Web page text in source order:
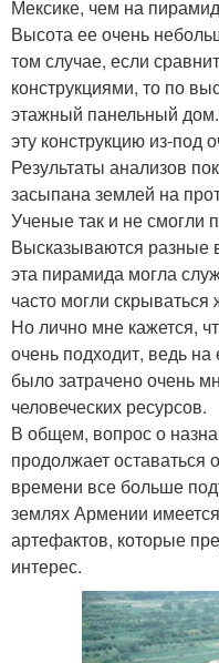
Мексике, чем на
Высота ее очень
том случае, если
конструкциями, то по
этажный панельный
эту конструкцию из-под
Результаты анализов
засыпана землей на
Ученые так и не смогли
Высказываются разные
эта пирамида могла
часто могли
Но лично мне кажется,
очень подходит, ведь на
было затрачено очень
человеческих ресурсов.
В общем, вопрос о
продолжает оставаться
времени все больше
землях Армении
артефактов, которые
интерес.